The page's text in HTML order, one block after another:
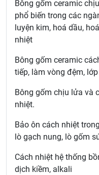
Bông gốm ceramic
phổ biến trong các
luyện kim, hoá dầu,
nhiệt
Bông gốm ceramic
tiếp, làm vòng đệm,
Bông gốm chịu lửa và
nhiệt.
Bảo ôn cách nhiệt
lò gạch nung, lò gốm
Cách nhiệt hệ thống
dịch kiềm, alkali